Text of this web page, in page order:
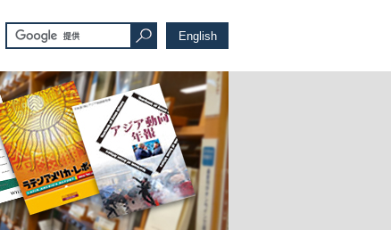
English